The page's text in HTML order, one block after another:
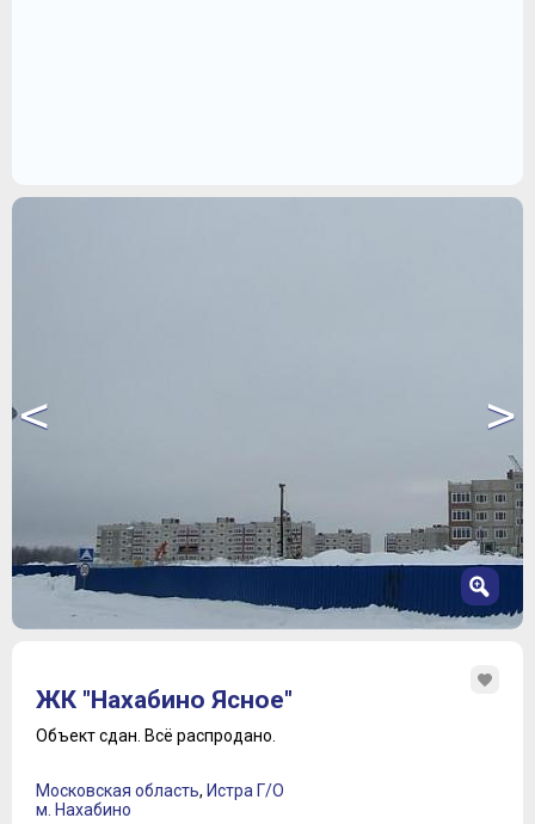
< >
3
4
6
7
ЖК "Нахабино Ясное"
Объект сдан. Всё распродано.
Московская область, Истра Г/О
м. Нахабино